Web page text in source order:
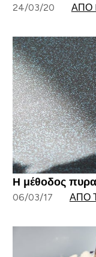
24/03/20 ΑΠΌ
Η μέθοδος
06/03/17 ΑΠΌ